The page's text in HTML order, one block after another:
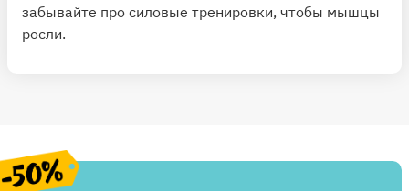
забывайте про силовые тренировки, чтобы мышцы
росли.